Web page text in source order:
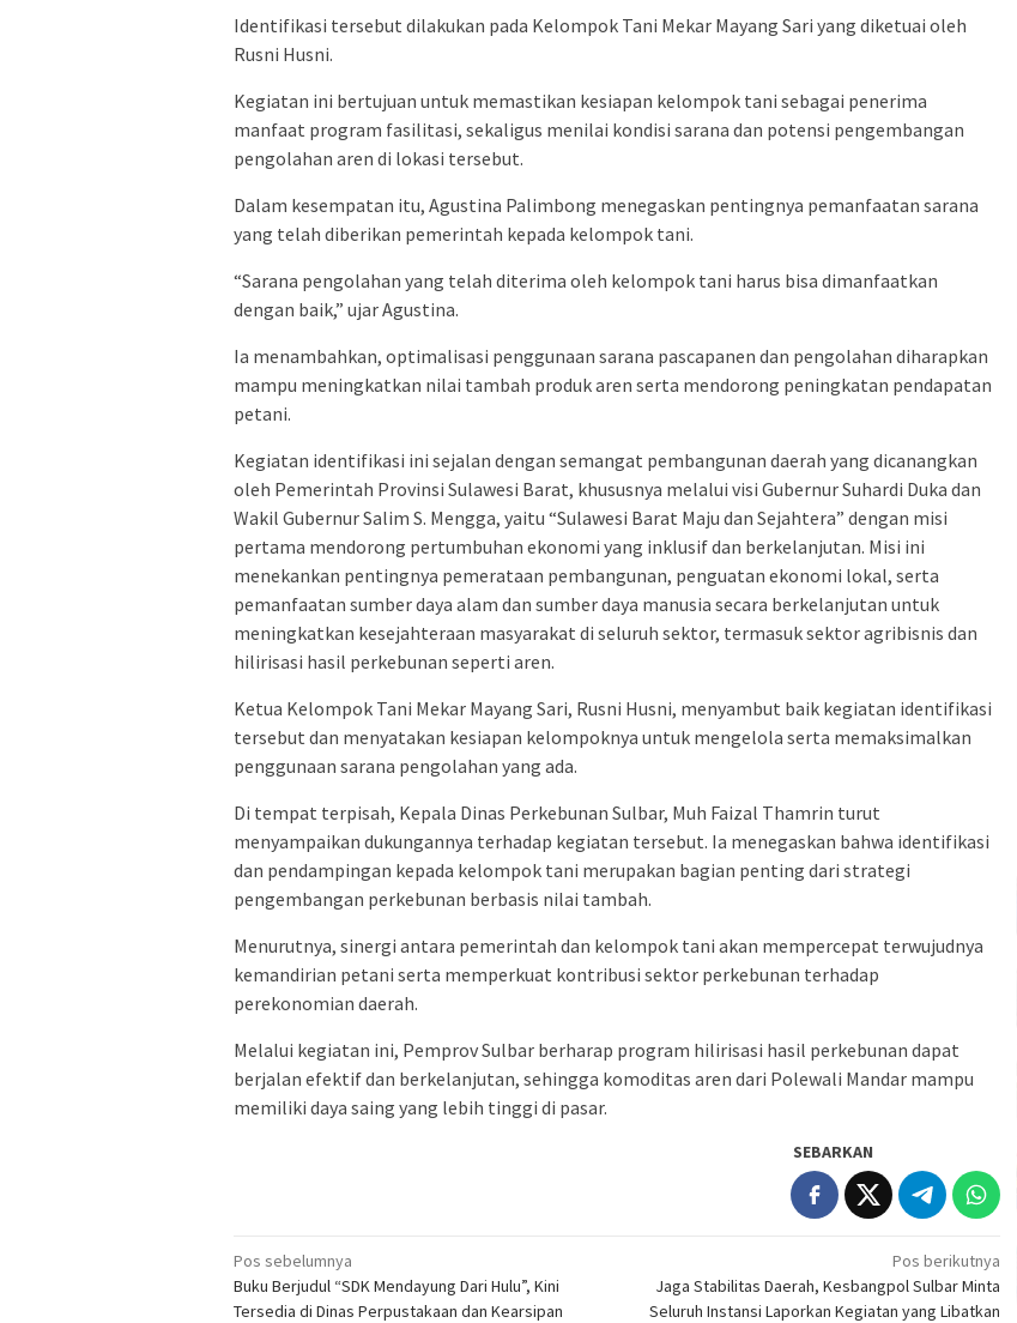
Identifikasi tersebut dilakukan pada Kelompok Tani Mekar Mayang Sari yang diketuai oleh
Rusni Husni.
Kegiatan ini bertujuan untuk memastikan kesiapan kelompok tani sebagai penerima
manfaat program fasilitasi, sekaligus menilai kondisi sarana dan potensi pengembangan
pengolahan aren di lokasi tersebut.
Dalam kesempatan itu, Agustina Palimbong menegaskan pentingnya pemanfaatan sarana
yang telah diberikan pemerintah kepada kelompok tani.
“Sarana pengolahan yang telah diterima oleh kelompok tani harus bisa dimanfaatkan
dengan baik,” ujar Agustina.
Ia menambahkan, optimalisasi penggunaan sarana pascapanen dan pengolahan diharapkan
mampu meningkatkan nilai tambah produk aren serta mendorong peningkatan pendapatan
petani.
Kegiatan identifikasi ini sejalan dengan semangat pembangunan daerah yang dicanangkan
oleh Pemerintah Provinsi Sulawesi Barat, khususnya melalui visi Gubernur Suhardi Duka dan
Wakil Gubernur Salim S. Mengga, yaitu “Sulawesi Barat Maju dan Sejahtera” dengan misi
pertama mendorong pertumbuhan ekonomi yang inklusif dan berkelanjutan. Misi ini
menekankan pentingnya pemerataan pembangunan, penguatan ekonomi lokal, serta
pemanfaatan sumber daya alam dan sumber daya manusia secara berkelanjutan untuk
meningkatkan kesejahteraan masyarakat di seluruh sektor, termasuk sektor agribisnis dan
hilirisasi hasil perkebunan seperti aren.
Ketua Kelompok Tani Mekar Mayang Sari, Rusni Husni, menyambut baik kegiatan identifikasi
tersebut dan menyatakan kesiapan kelompoknya untuk mengelola serta memaksimalkan
penggunaan sarana pengolahan yang ada.
Di tempat terpisah, Kepala Dinas Perkebunan Sulbar, Muh Faizal Thamrin turut
menyampaikan dukungannya terhadap kegiatan tersebut. Ia menegaskan bahwa identifikasi
dan pendampingan kepada kelompok tani merupakan bagian penting dari strategi
pengembangan perkebunan berbasis nilai tambah.
Menurutnya, sinergi antara pemerintah dan kelompok tani akan mempercepat terwujudnya
kemandirian petani serta memperkuat kontribusi sektor perkebunan terhadap
perekonomian daerah.
Melalui kegiatan ini, Pemprov Sulbar berharap program hilirisasi hasil perkebunan dapat
berjalan efektif dan berkelanjutan, sehingga komoditas aren dari Polewali Mandar mampu
memiliki daya saing yang lebih tinggi di pasar.
SEBARKAN
Navigasi
pos
Pos sebelumnya
Buku Berjudul “SDK Mendayung Dari Hulu”, Kini
Tersedia di Dinas Perpustakaan dan Kearsipan
Pos berikutnya
Jaga Stabilitas Daerah, Kesbangpol Sulbar Minta
Seluruh Instansi Laporkan Kegiatan yang Libatkan